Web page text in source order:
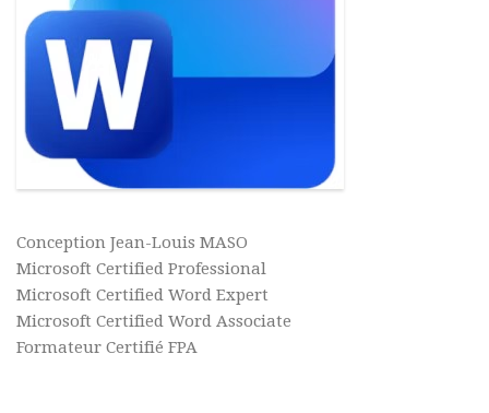
Conception Jean-Louis MASO
Microsoft Certified Professional
Microsoft Certified Word Expert
Microsoft Certified Word Associate
Formateur Certifié FPA